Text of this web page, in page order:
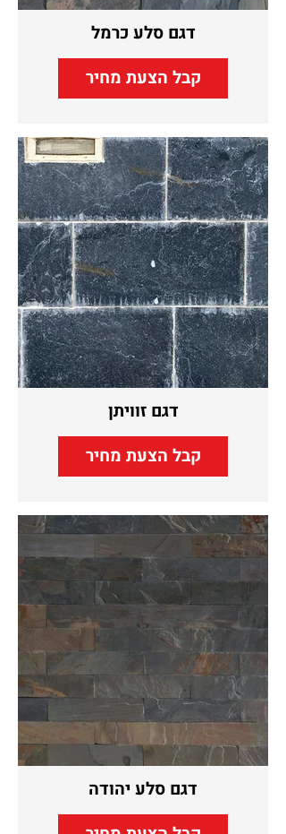
דגם סלע כרמל
קבל הצעת מחיר
דגם זוויתן
קבל הצעת מחיר
דגם סלע יהודה